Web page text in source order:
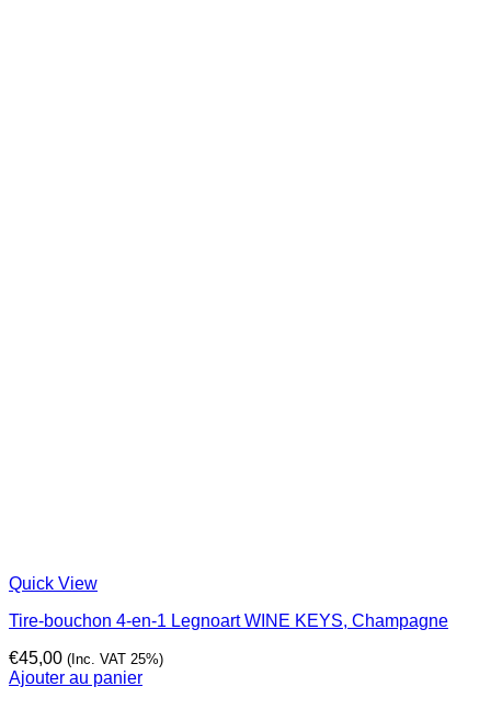
Quick View
Tire-bouchon 4-en-1 Legnoart WINE KEYS, Champagne
€45,00 (Inc. VAT 25%)
Ajouter au panier